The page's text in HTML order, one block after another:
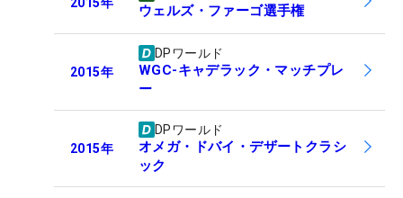
ウェルズ・ファーゴ選手権
2015年
DPワールド
WGC-キャデラック・マッチプレ
ー
2015年
DPワールド
オメガ・ドバイ・デザートクラシ
ック